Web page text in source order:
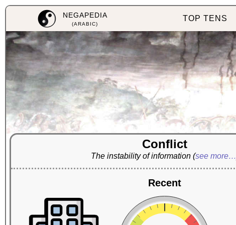
NEGAPEDIA
(ARABIC)
TOP TENS
Conflict
The instability of information (see more…
Recent